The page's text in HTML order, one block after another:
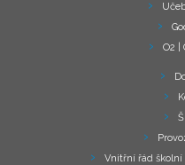
O2 |
Vnitřní řád